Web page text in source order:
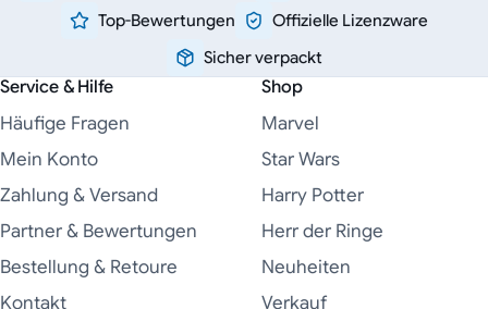
Top-Bewertungen
Offizielle Lizenzware
Sicher verpackt
Service & Hilfe
Häufige Fragen
Mein Konto
Zahlung & Versand
Partner & Bewertungen
Bestellung & Retoure
Kontakt
Shop
Marvel
Star Wars
Harry Potter
Herr der Ringe
Neuheiten
Verkauf